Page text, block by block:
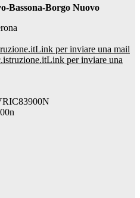
Bassona-Borgo Nuovo
Link per inviare una mail
Link per inviare una